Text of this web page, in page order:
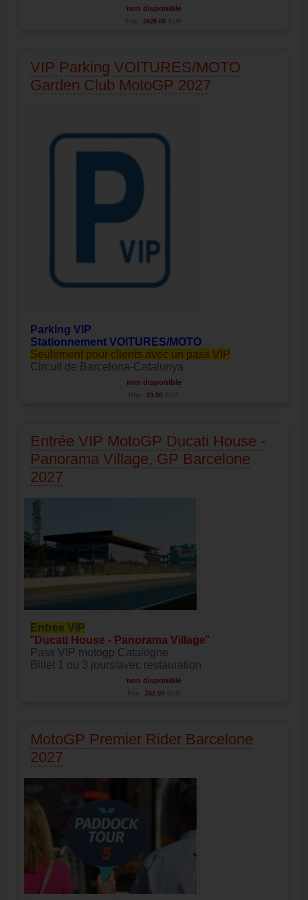
non disponible
Prix: 2420.00 EUR
VIP Parking VOITURES/MOTO
Garden Club MotoGP 2027
Parking VIP
Stationnement VOITURES/MOTO
Seulement pour clients avec un pass VIP
Circuit de Barcelona-Catalunya
non disponible
Prix: 29.00 EUR
Entrée VIP MotoGP Ducati House -
Panorama Village, GP Barcelone
2027
Entrée VIP
" Ducati House - Panorama Village"
Pass VIP motogp Catalogne
Billet 1 ou 3 jours/avec restauration
non disponible
Prix: 242.00 EUR
MotoGP Premier Rider Barcelone
2027